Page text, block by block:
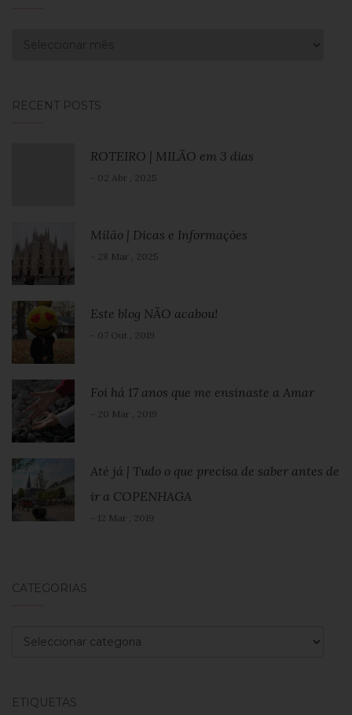
RECENT POSTS
ROTEIRO | MILÃO em 3 dias
- 02 Abr , 2025
Milão | Dicas e Informações
- 28 Mar , 2025
Este blog NÃO acabou!
- 07 Out , 2019
Foi há 17 anos que me ensinaste a Amar
- 20 Mar , 2019
Até já | Tudo o que precisa de saber antes de
ir a COPENHAGA
- 12 Mar , 2019
CATEGORIAS
Categorias
ETIQUETAS